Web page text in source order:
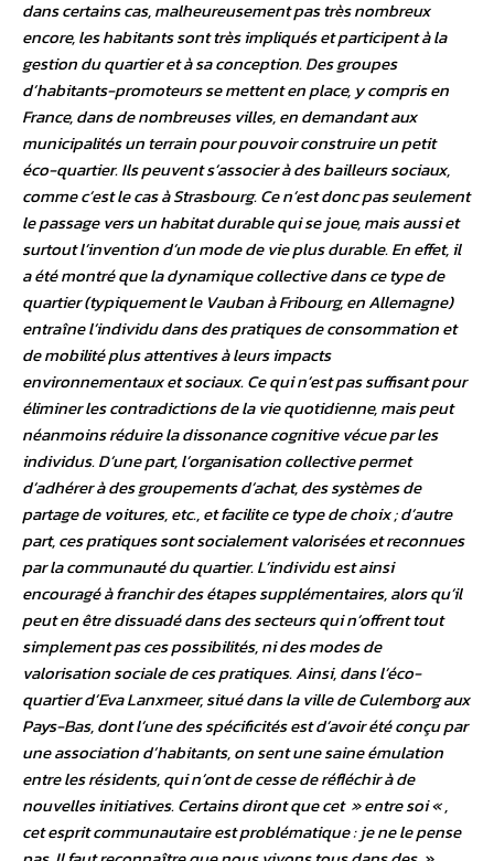
dans certains cas, malheureusement pas très nombreux
encore, les habitants sont très impliqués et participent à la
gestion du quartier et à sa conception. Des groupes
d’habitants-promoteurs se mettent en place, y compris en
France, dans de nombreuses villes, en demandant aux
municipalités un terrain pour pouvoir construire un petit
éco-quartier. Ils peuvent s’associer à des bailleurs sociaux,
comme c’est le cas à Strasbourg. Ce n’est donc pas seulement
le passage vers un habitat durable qui se joue, mais aussi et
surtout l’invention d’un mode de vie plus durable. En effet, il
a été montré que la dynamique collective dans ce type de
quartier (typiquement le Vauban à Fribourg, en Allemagne)
entraîne l’individu dans des pratiques de consommation et
de mobilité plus attentives à leurs impacts
environnementaux et sociaux. Ce qui n’est pas suffisant pour
éliminer les contradictions de la vie quotidienne, mais peut
néanmoins réduire la dissonance cognitive vécue par les
individus. D’une part, l’organisation collective permet
d’adhérer à des groupements d’achat, des systèmes de
partage de voitures, etc., et facilite ce type de choix ; d’autre
part, ces pratiques sont socialement valorisées et reconnues
par la communauté du quartier. L’individu est ainsi
encouragé à franchir des étapes supplémentaires, alors qu’il
peut en être dissuadé dans des secteurs qui n’offrent tout
simplement pas ces possibilités, ni des modes de
valorisation sociale de ces pratiques. Ainsi, dans l’éco-
quartier d’Eva Lanxmeer, situé dans la ville de Culemborg aux
Pays-Bas, dont l’une des spécificités est d’avoir été conçu par
une association d’habitants, on sent une saine émulation
entre les résidents, qui n’ont de cesse de réfléchir à de
nouvelles initiatives. Certains diront que cet » entre soi « ,
cet esprit communautaire est problématique : je ne le pense